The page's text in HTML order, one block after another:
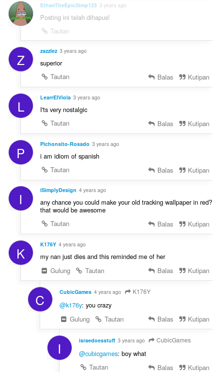
EthanTheEpicSimp123 3 years ago
Posting ini telah dihapus!
Tautan
Z zazzlez 3 years ago
superior
Tautan
Balas Kutipan
L LearrElViola 3 years ago
I'ts very nostalgic
Tautan
Balas Kutipan
P Pichonsito-Rosado 3 years ago
i am idiom of spanish
Tautan
Balas Kutipan
I iSimplyDesign 4 years ago
any chance you could make your old tracking wallpaper in red?
that would be awesome
Tautan
Balas Kutipan
K K176Y 4 years ago
my nan just dies and this reminded me of her
Gulung
Tautan Balas Kutipan
C CubicGames 4 years ago K176Y
@k176y: you crazy
Gulung
Tautan Balas Kutipan
I israedoesstuff 3 years ago CubicGames
@cubicgames: boy what
Tautan
Balas Kutipan